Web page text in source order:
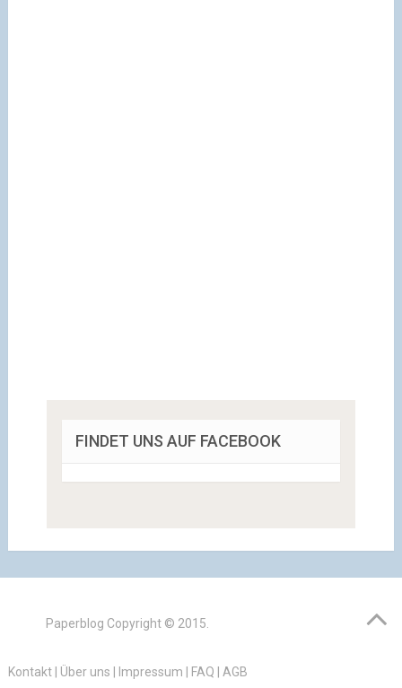
FINDET UNS AUF FACEBOOK
Paperblog Copyright © 2015.
Kontakt| Über uns Impressum FAQ AGB